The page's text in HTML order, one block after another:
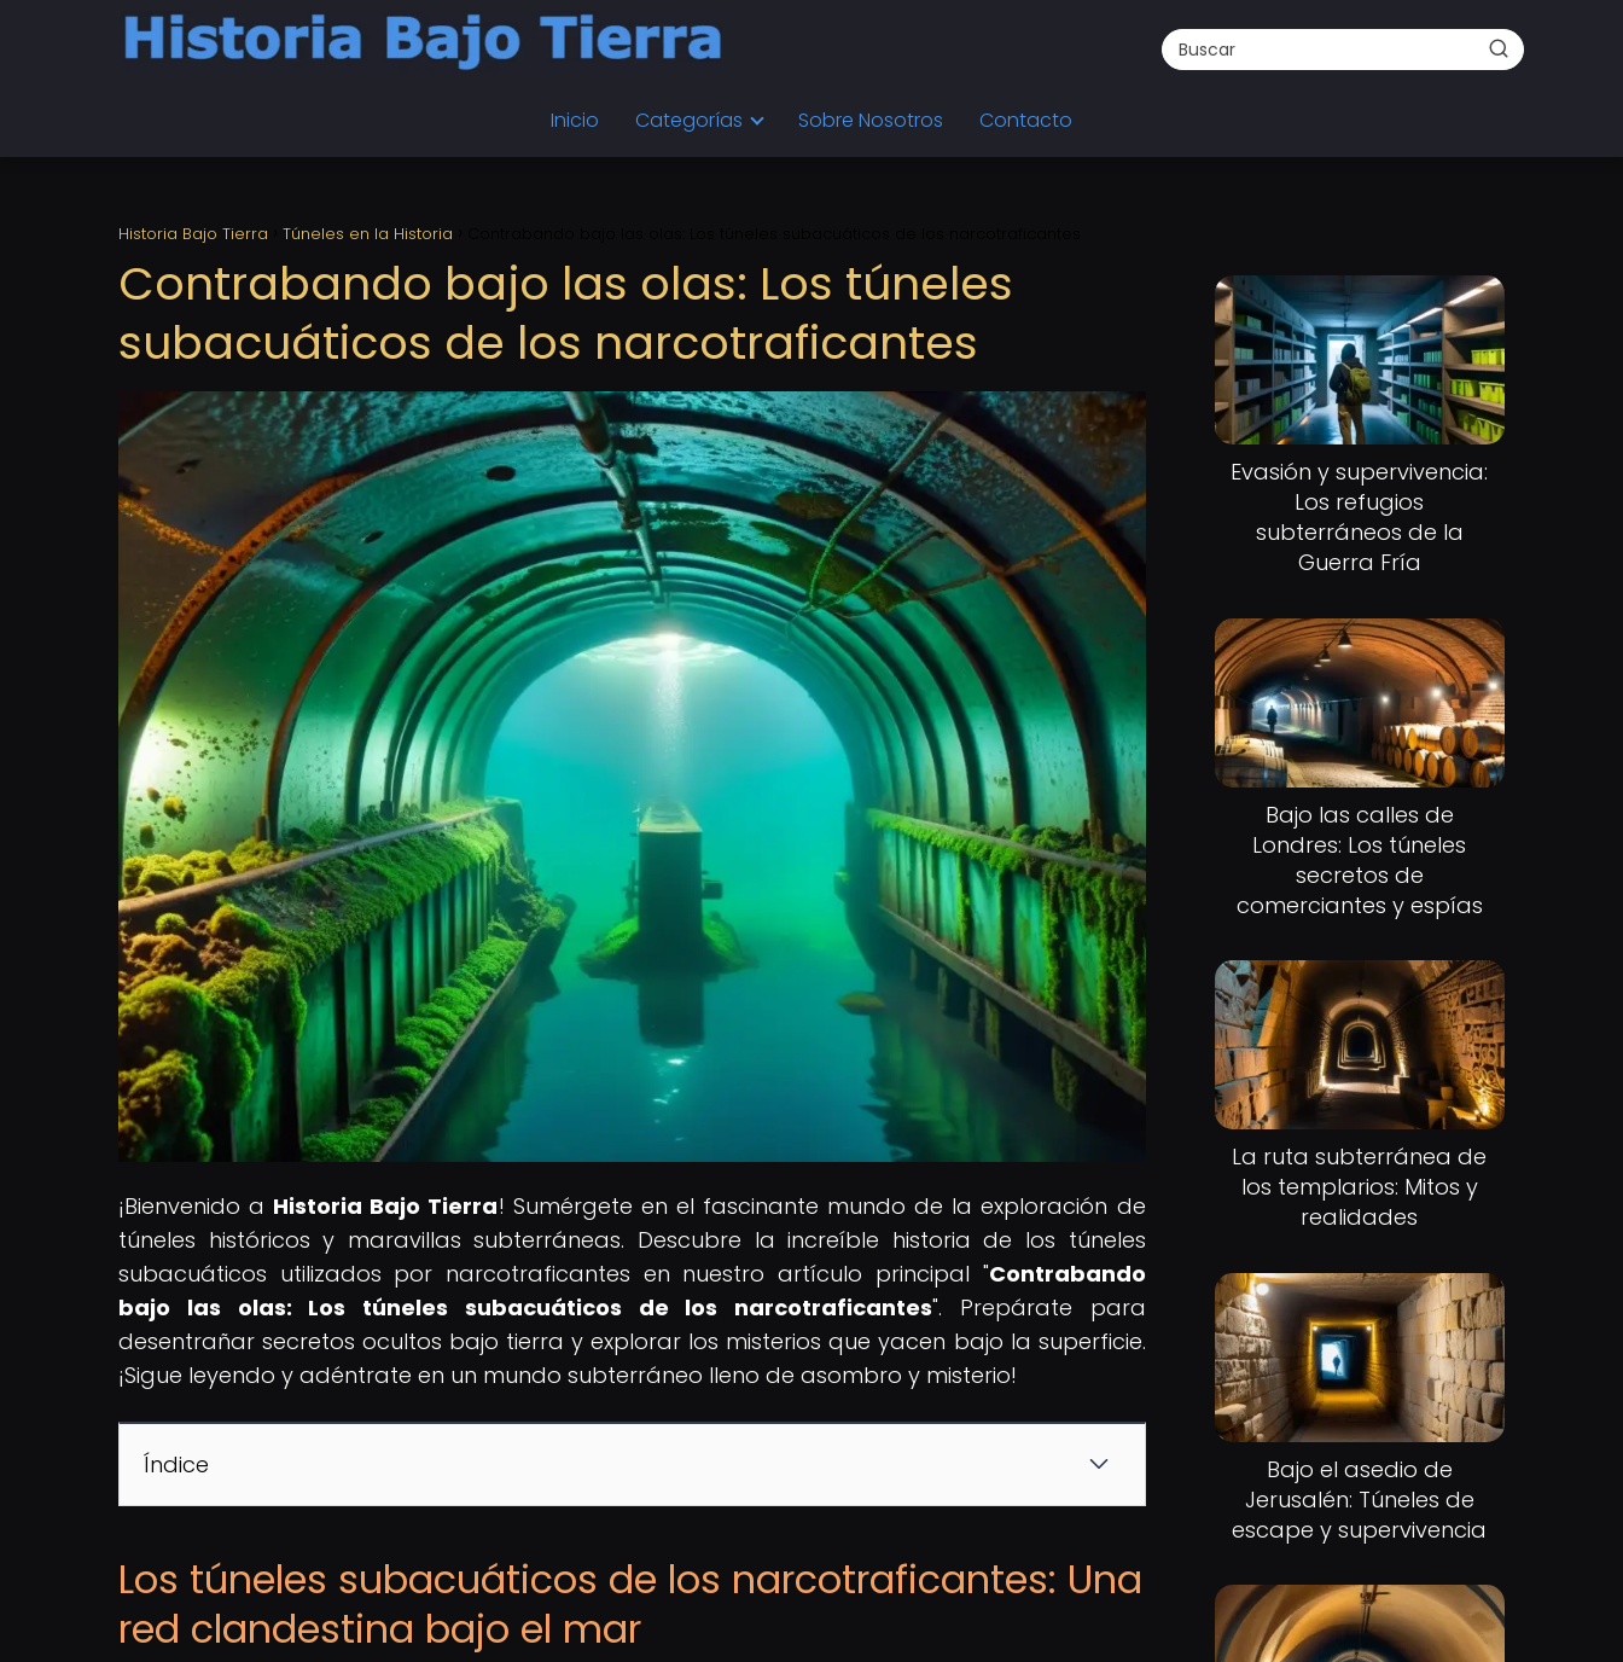
Inicio Categorías Sobre Nosotros Contacto
Historia Bajo Tierra Túneles en la Historia
Contrabando bajo las olas: Los túneles
subacuáticos de los narcotraficantes
¡Bienvenido a Historia Bajo Tierra! Sumérgete en el fascinante mundo de la exploración de
túneles históricos y maravillas subterráneas. Descubre la increíble historia de los túneles
subacuáticos utilizados por narcotraficantes en nuestro artículo principal "Contrabando
bajo las olas: Los túneles subacuáticos de los narcotraficantes". Prepárate para
desentrañar secretos ocultos bajo tierra y explorar los misterios que yacen bajo la superficie.
¡Sigue leyendo y adéntrate en un mundo subterráneo lleno de asombro y misterio!
Índice
Los túneles subacuáticos de los narcotraficantes: Una
red clandestina bajo el mar
Evasión y supervivencia:
Los refugios
subterráneos de la
Guerra Fría
Bajo las calles de
Londres: Los túneles
secretos de
comerciantes y espías
La ruta subterránea de
los templarios: Mitos y
realidades
Bajo el asedio de
Jerusalén: Túneles de
escape y supervivencia